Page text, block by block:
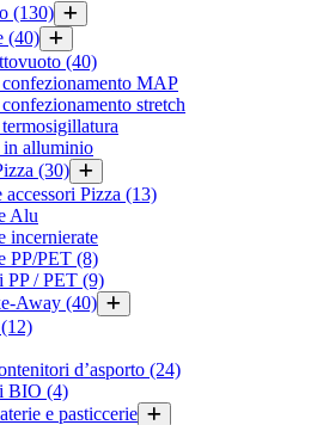
(130)
(40)
(40)
MAP
stretch
in alluminio
(30)
accessori Pizza (13)
Alu
incernierate
PP/PET (8)
PP / PET (9)
Away (40)
(12)
d’asporto (24)
BIO (4)
e pasticcerie